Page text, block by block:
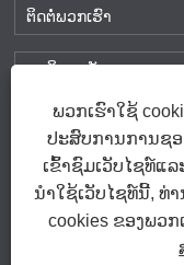
ຕິດ​ຕໍ່​ພວກ​ເຮົາ
ຜະລິດຕະພັນ
ຊອກຫາພວກເຮົາໃນສື່ສັ
ລິ້ງຄ໌
ສະຫງວນລິຂະສິດ ©
ພວກເຮົາໃຊ້
ປະສົບການການຊ
ເຂົ້າຊົມເວັບໄຊທ໌ແ
ນໍາໃຊ້ເວັບໄຊທ໌ນີ້, ທ່
cookies ຂອງພວກ